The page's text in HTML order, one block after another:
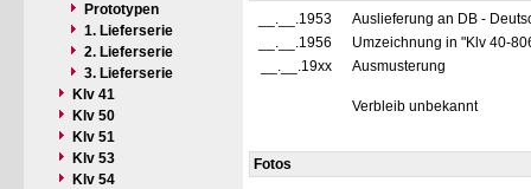
Prototypen
1. Lieferserie
2. Lieferserie
3. Lieferserie
Klv 41
Klv 50
Klv 51
Klv 53
Klv 54
__.__.1953
Auslieferung an DB -
__.__.1956
Umzeichnung in "Klv 40-
__.__.19xx
Ausmusterung
Verbleib unbekannt
Fotos